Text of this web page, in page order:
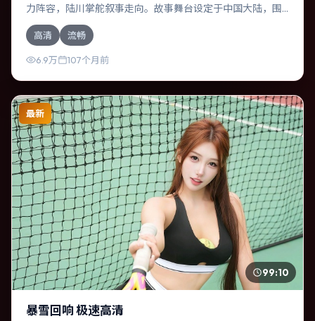
力阵容，陆川掌舵叙事走向。故事舞台设定于中国大陆，围
绕一次意外选择展开连锁反应；配乐与色彩高度服务于主
题，结尾留白耐人寻味。
高清 流畅
6.9万 107个月前
最新
99:10
暴雪回响 极速高清